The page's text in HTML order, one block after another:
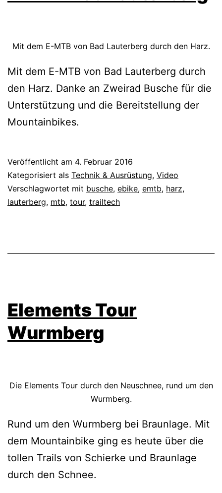
Mit dem E-MTB von Bad Lauterberg durch den Harz.
Mit dem E-MTB von Bad Lauterberg durch
den Harz. Danke an Zweirad Busche für die
Unterstützung und die Bereitstellung der
Mountainbikes.
Veröffentlicht am 4. Februar 2016
Kategorisiert als Technik & Ausrüstung, Video
Verschlagwortet mit busche, ebike, emtb, harz,
lauterberg, mtb, tour, trailtech
Elements Tour
Wurmberg
Die Elements Tour durch den Neuschnee, rund um den
Wurmberg.
Rund um den Wurmberg bei Braunlage. Mit
dem Mountainbike ging es heute über die
tollen Trails von Schierke und Braunlage
durch den Schnee.